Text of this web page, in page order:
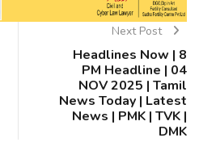
Next Post
Headlines Now | 8
PM Headline | 04
NOV 2025 | Tamil
News Today | Latest
News | PMK | TVK |
DMK